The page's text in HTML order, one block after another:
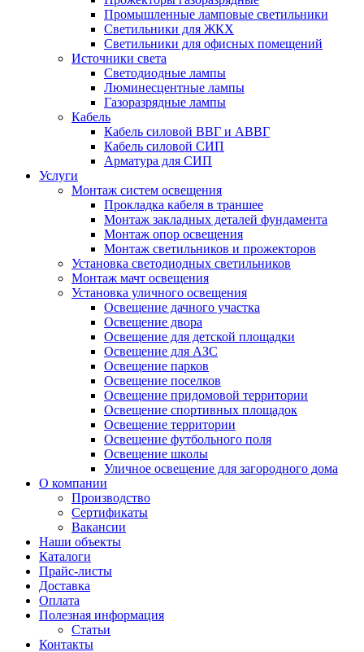
Промышленные ламповые светильники
Светильники для ЖКХ
Светильники для офисных помещений
Источники света
Светодиодные лампы
Люминесцентные лампы
Газоразрядные лампы
Кабель
Кабель силовой ВВГ и АВВГ
Кабель силовой СИП
Арматура для СИП
Услуги
Монтаж систем освещения
Прокладка кабеля в траншее
Монтаж закладных деталей фундамента
Монтаж опор освещения
Монтаж светильников и прожекторов
Установка светодиодных светильников
Монтаж мачт освещения
Установка уличного освещения
Освещение дачного участка
Освещение двора
Освещение для детской площадки
Освещение для АЗС
Освещение парков
Освещение поселков
Освещение придомовой территории
Освещение спортивных площадок
Освещение территории
Освещение футбольного поля
Освещение школы
Уличное освещение для загородного дома
О компании
Производство
Сертификаты
Вакансии
Наши объекты
Каталоги
Прайс-листы
Доставка
Оплата
Полезная информация
Статьи
Контакты